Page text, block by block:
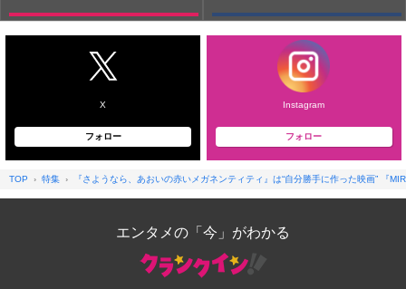
X
フォロー
Instagram
フォロー
TOP 特集 『さようなら、あおいの赤いメガネンティティ』は“自分勝手に作った映画” 『
エンタメの「今」がわかる